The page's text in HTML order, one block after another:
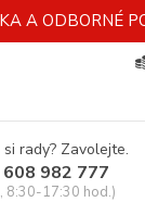
A ODBORNÉ
rady? Zavolejte.
982 777
8:30-17:30 hod.)